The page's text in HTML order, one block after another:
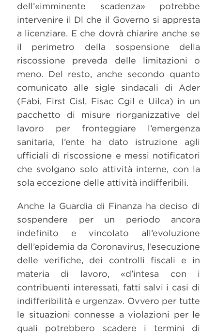
dell’«imminente scadenza» potrebbe
intervenire il Dl che il Governo si appresta
a licenziare. E che dovrà chiarire anche se
il perimetro della sospensione della
riscossione preveda delle limitazioni o
meno. Del resto, anche secondo quanto
comunicato alle sigle sindacali di Ader
(Fabi, First Cisl, Fisac Cgil e Uilca) in un
pacchetto di misure riorganizzative del
lavoro per fronteggiare l’emergenza
sanitaria, l’ente ha dato istruzione agli
ufficiali di riscossione e messi notificatori
che svolgano solo attività interne, con la
sola eccezione delle attività indifferibili.
Anche la Guardia di Finanza ha deciso di
sospendere per un periodo ancora
indefinito e vincolato all’evoluzione
dell’epidemia da Coronavirus, l’esecuzione
delle verifiche, dei controlli fiscali e in
materia di lavoro, «d’intesa con i
contribuenti interessati, fatti salvi i casi di
indifferibilità e urgenza». Ovvero per tutte
le situazioni connesse a violazioni per le
quali potrebbero scadere i termini di